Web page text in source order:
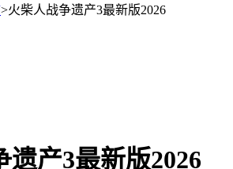
>火柴人战争遗产3最新版2026
遗产3最新版2026